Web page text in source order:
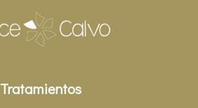
Tratamientos